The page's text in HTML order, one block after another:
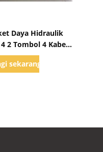
Daya Hidraulik
2 Tombol 4 Kabel
Jauh
sekarang